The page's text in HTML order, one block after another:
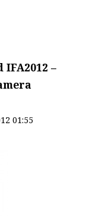
–
01:55